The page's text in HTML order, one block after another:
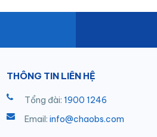
THÔNG TIN LIÊN HỆ
Tổng đài: 1900 1246
Email:info@chaobs.com